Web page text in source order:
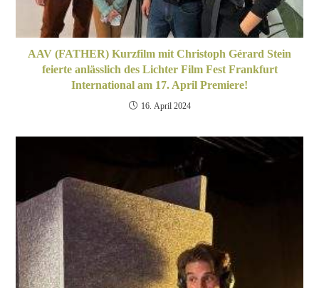
AAV (FATHER) Kurzfilm mit Christoph Gérard Stein
feierte anlässlich des Lichter Film Fest Frankfurt
International am 17. April Premiere!
16. April 2024